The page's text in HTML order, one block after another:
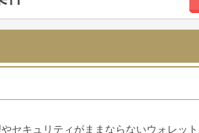
セキュリティがままならないウォレッ